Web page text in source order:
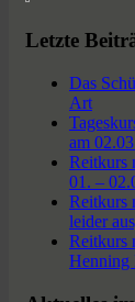
Letzte
Das
Art
am
Reitkurs
01. –
Reitkurs
leider
Reitkurs
Henning